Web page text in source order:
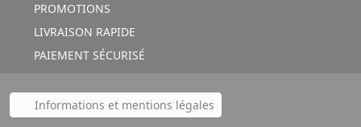
PROMOTIONS
LIVRAISON RAPIDE
PAIEMENT SÉCURISÉ
Informations et mentions légales